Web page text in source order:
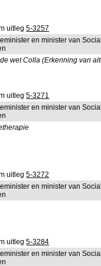
uitleg5-3257
en minister van
wet Colla (Erkenning van
uitleg5-3271
en minister van
uitleg5-3272
en minister van
uitleg5-3284
en minister van